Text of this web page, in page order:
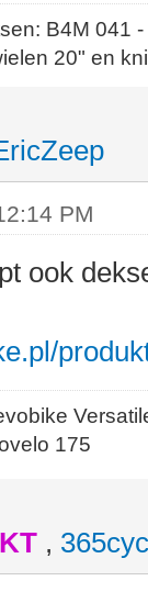
B4M
20" en
PM
ook
175
,